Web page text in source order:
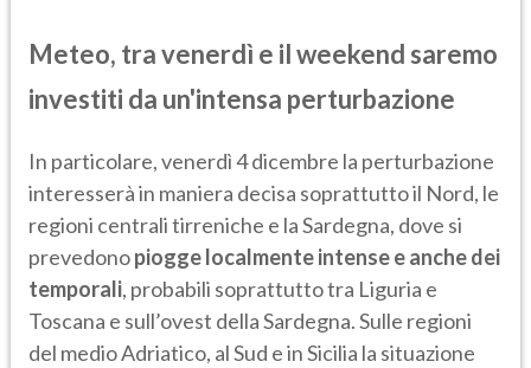
Meteo, tra venerdì e il weekend saremo
investiti da un'intensa perturbazione
In particolare, venerdì 4 dicembre la perturbazione
interesserà in maniera decisa soprattutto il Nord, le
regioni centrali tirreniche e la Sardegna, dove si
prevedonopiogge localmente intense e anche dei
temporali, probabili soprattutto tra Liguria e
Toscana e sull’ovest della Sardegna. Sulle regioni
del medio Adriatico, al Sud e in Sicilia la situazione